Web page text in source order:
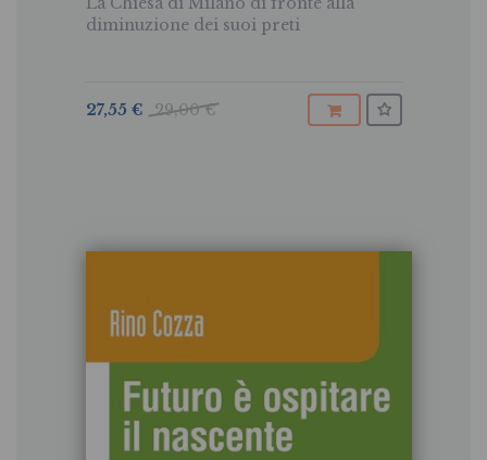
diminuzione dei suoi preti
29,00 €
27,55 €